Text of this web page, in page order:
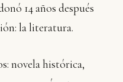
14 años después
la literatura.
novela histórica,